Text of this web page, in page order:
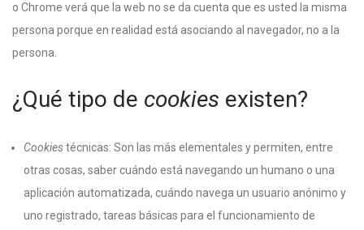
o Chrome verá que la web no se da cuenta que es usted la misma
persona porque en realidad está asociando al navegador, no a la
persona.
¿Qué tipo de cookies existen?
Cookiestécnicas: Son las más elementales y permiten, entre
otras cosas, saber cuándo está navegando un humano o una
aplicación automatizada, cuándo navega un usuario anónimo y
uno registrado, tareas básicas para el funcionamiento de